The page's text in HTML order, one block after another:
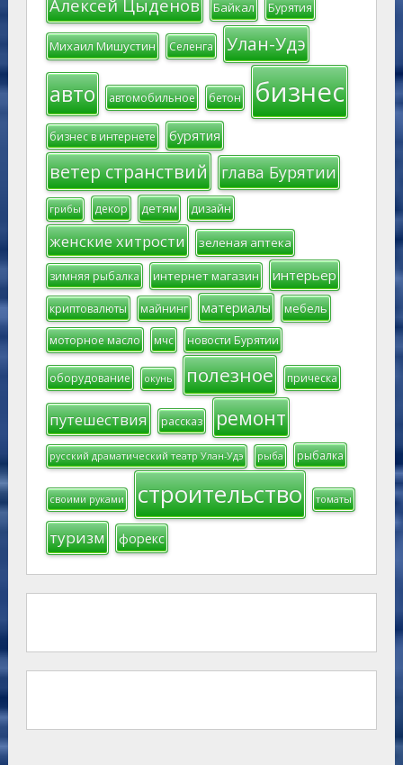
Алексей Цыденов Байкал Бурятия
Михаил Мишустин Селенга Улан-Удэ
авто автомобильное бетон бизнес
бизнес в интернете бурятия
ветер странствий глава Бурятии
грибы декор детям дизайн
женские хитрости зеленая аптека
зимняя рыбалка интернет магазин интерьер
криптовалюты майнинг материалы мебель
моторное масло мчс новости Бурятии
оборудование окунь полезное прическа
путешествия рассказ ремонт
русский драматический театр Улан-Удэ рыба рыбалка
своими руками строительство томаты
туризм форекс